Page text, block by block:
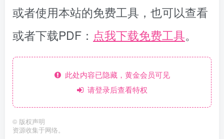
或者使用本站的免费工具，也可以查看
或者下载PDF： 点我下载免费工具。
此处内容已隐藏，黄金会员可见
请登录后查看特权
© 版权声明
资源收集于网络。